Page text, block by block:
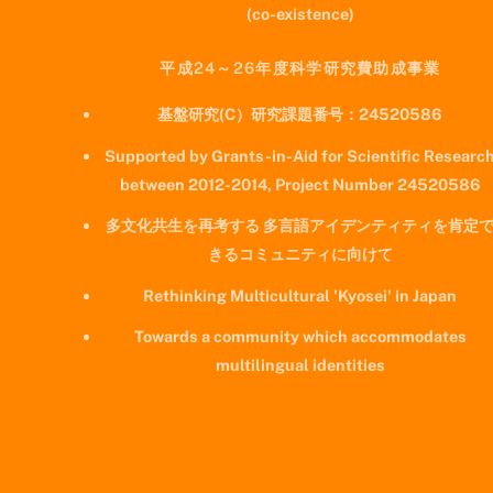
(co-existence)
平成24～26年度科学研究費助成事業
基盤研究(C）研究課題番号：24520586
Supported by Grants-in-Aid for Scientific
between 2012-2014, Project Number 24520586
多文化共生を再考する 多言語アイデンティティを肯定
きるコミュニティに向けて
Rethinking Multicultural 'Kyosei' in Japan
Towards a community which accommodates
multilingual identities